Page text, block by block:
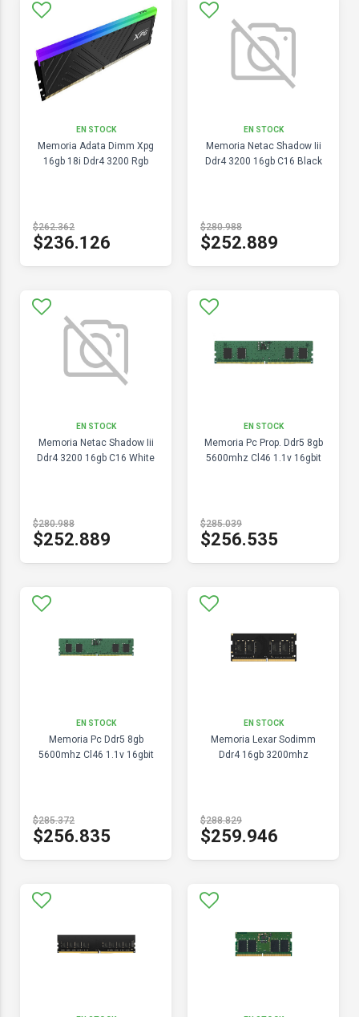
EN STOCK
Memoria Adata Dimm Xpg
16gb 18i Ddr4 3200 Rgb
$262.362
$236.126
EN STOCK
Memoria Netac Shadow Iii
Ddr4 3200 16gb C16 Black
$280.988
$252.889
EN STOCK
Memoria Netac Shadow Iii
Ddr4 3200 16gb C16 White
$280.988
$252.889
EN STOCK
Memoria Pc Prop. Ddr5 8gb
5600mhz Cl46 1.1v 16gbit
$285.039
$256.535
EN STOCK
Memoria Pc Ddr5 8gb
5600mhz Cl46 1.1v 16gbit
$285.372
$256.835
EN STOCK
Memoria Lexar Sodimm
Ddr4 16gb 3200mhz
$288.829
$259.946